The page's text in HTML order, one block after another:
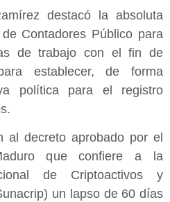
destacó la absoluta
Contadores Público para
de trabajo con el fin de
establecer, de forma
política para el registro
al decreto aprobado por el
que confiere a la
de Criptoactivos y
un lapso de 60 días